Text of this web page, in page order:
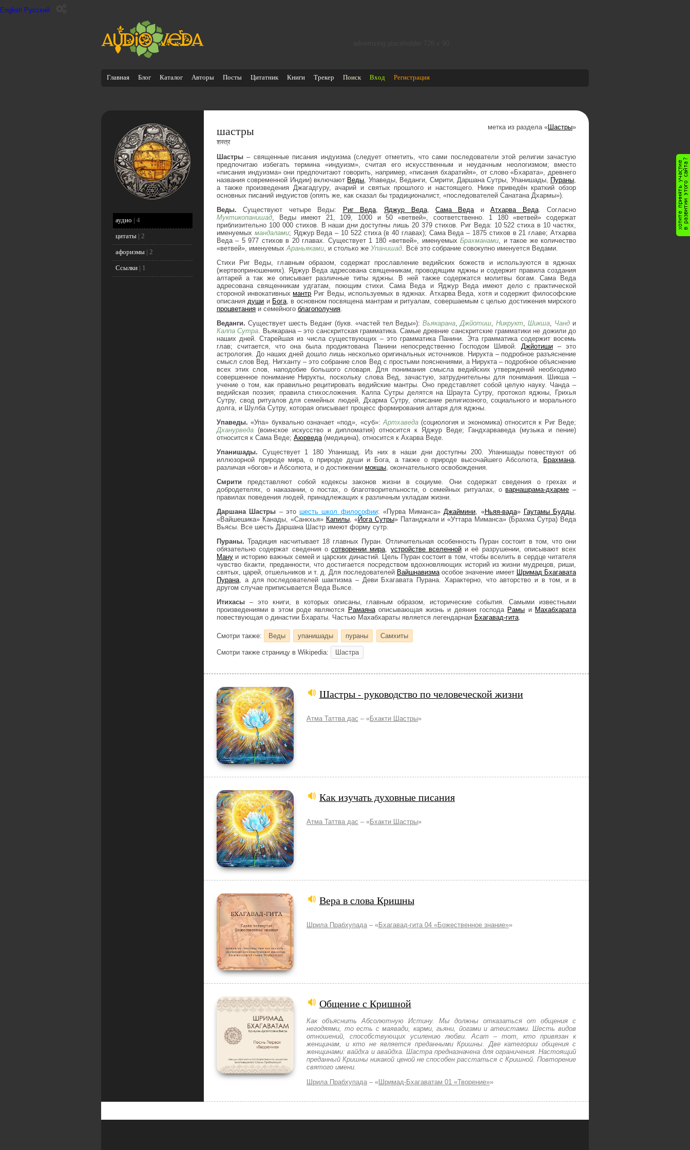
English Русский
Главная Блог Каталог Авторы Посты Цитатник Книги Трекер Поиск Вход Регистрация
аудио | 4
цитаты| 2
афоризмы| 2
Ссылки| 1
шастры
शस्त्र
Шастры – священные писания индуизма (следует отметить, что сами последователи этой религии зачастую
предпочитаю избегать термина «индуизм», считая его искусственным и неудачным неологизмом; вместо
«писания индуизма» они предпочитают говорить, например, «писания бхаратийя», от слово «Бхарата», древнего
названия современной Индии) включают Веды, Упаведы, Веданги, Смрити, Даршана Сутры, Упанишады, Пураны,
а также произведения Джагадгуру, ачарий и святых прошлого и настоящего. Ниже приведён краткий обзор
основных писаний индуистов (опять же, как сказал бы традиционалист, «последователей Санатана Дхармы»).
Веды. Существуют четыре Веды: Риг Веда,Яджур Веда,Сама ВедаиАтхарва Веда. Согласно
Муктикопанишад, Веды имеют 21, 109, 1000 и 50 «ветвей», соответственно. 1 180 «ветвей» содержат
приблизительно 100 000 стихов. В наши дни доступны лишь 20 379 стихов. Риг Веда: 10 522 стиха в 10 частях,
именуемых мандалами; Яджур Веда – 10 522 стиха (в 40 главах); Сама Веда – 1875 стихов в 21 главе; Атхарва
Веда – 5 977 стихов в 20 главах. Существует 1 180 «ветвей», именуемыхБрахманами, и такое же количество
«ветвей», именуемыхАраньяками, и столько же Упанишад. Всё это собрание совокупно именуется Ведами.
Стихи Риг Веды, главным образом, содержат прославление ведийских божеств и используются в яджнах
(жертвоприношениях). Яджур Веда адресована священникам, проводящим яджны и содержит правила создания
алтарей а так же описывает различные типы яджны. В ней также содержатся молитвы богам. Сама Веда
адресована священникам удгатам, поющим стихи. Сама Веда и Яджур Веда имеют дело с практической
стороной инвокативныхмантр Риг Веды, используемых в яджнах. Атхарва Веда, хотя и содержит философские
описаниядуши и Бога, в основном посвящена мантрам и ритуалам, совершаемым с целью достижения мирского
процветания и семейного благополучия.
Веданги. Существует шесть Веданг (букв. «частей тел Веды»):Вьякарана,Джйотиш,Никрукт,Шикша, Чанд и
Калпа Сутра. Вьякарана – это санскритская грамматика. Самые древние санскритские грамматики не дожили до
наших дней. Старейшая из числа существующих – это грамматика Панини. Эта грамматика содержит восемь
глав; считается, что она была продиктована Панини непосредственно Господом Шивой. Джйотиши– это
астрология. До наших дней дошло лишь несколько оригинальных источников. Нирукта – подробное разъяснение
смысл слов Вед. Нигханту – это собрание слов Вед с простыми пояснениями, а Нирукта – подробное объяснение
всех этих слов, наподобие большого словаря. Для понимания смысла ведийских утверждений необходимо
совершенное понимание Нирукты, поскольку слова Вед, зачастую, затруднительны для понимания. Шикша –
учение о том, как правильно рецитировать ведийские мантры. Оно представляет собой целую науку. Чанда –
ведийская поэзия; правила стихосложения. Калпа Сутры делятся на Шраута Сутру, протокол яджны, Грихья
Сутру, свод ритуалов для семейных людей, Дхарма Сутру, описание религиозного, социального и морального
долга, и Шулба Сутру, которая описывает процесс формирования алтаря для яджны.
Упаведы. «Упа» буквально означает «под», «суб»:Артхаведа(социология и экономика) относится к Риг Веде;
Дханурведа (воинское искусство и дипломатия) относится к Яджур Веде; Гандхарваведа (музыка и пение)
относится к Сама Веде; Аюрведа(медицина), относится к Ахарва Веде.
Упанишады. Существует 1 180 Упанишад. Из них в наши дни доступны 200. Упанишады повествуют об
иллюзорной природе мира, о природе души и Бога, а также о природе высочайшего Абсолюта,
Брахмана,
различая «богов» и Абсолюта, и о достижении мокшы, окончательного освобождения.
Смрити представляют собой кодексы законов жизни в социуме. Они содержат сведения о грехах и
добродетелях, о наказании, о постах, о благотворительности, о семейных ритуалах, оварнашрама-дхарме –
правилах поведения людей, принадлежащих к различным укладам жизни.
Даршана Шастры – это шесть школ философии: «Пурва Миманса»Джаймини, «Ньяя-вада» Гаутамы Будды,
«Вайшешика» Канады, «Санкхья» Капилы, «Йога Сутры» Патанджали и «Уттара Миманса» (Брахма Сутра) Веда
Вьясы. Все шесть Даршана Шастр имеют форму сутр.
Пураны. Традиция насчитывает 18 главных Пуран. Отличительная особенность Пуран состоит в том, что они
обязательно содержат сведения о сотворении мира, устройстве вселеннойи её разрушении, описывают всех
Ману и историю важных семей и царских династий. Цель Пуран состоит в том, чтобы вселить в сердце читателя
чувство бхакти, преданности, что достигается посредством вдохновляющих историй из жизни мудрецов, риши,
святых, царей, отшельников и т. д. Для последователей Вайшнавизмаособое значение имеет Шримад Бхагавата
Пурана, а для последователей шактизма – Деви Бхагавата Пурана. Характерно, что авторство и в том, и в
другом случае приписывается Веда Вьясе.
Итихасы – это книги, в которых описаны, главным образом, исторические события. Самыми известными
произведениями в этом роде являются Рамаянаописывающая жизнь и деяния господа Рамы и Махабхарата
повествующая о династии Бхараты. Частью Махабхараты является легендарная Бхагавад-гита.
метка из раздела «Шастры»
Смотри также: Веды упанишады пураны Самхиты
Смотри также страницу в Wikipedia: Шастра
Шастры - руководство по человеческой жизни
Атма Таттва дас – «Бхакти Шастры»
Как изучать духовные писания
Атма Таттва дас – «Бхакти Шастры»
Вера в слова Кришны
Шрила Прабхупада – «Бхагавад-гита 04 «Божественное знание»»
Общение с Кришной
Как объяснить Абсолютную Истину. Мы должны отказаться от общения с
негодяями, то есть с маявади, карми, гьяни, йогами и атеистами. Шесть видов
отношений, способствующих усилению любви. Асат – тот, кто привязан к
женщинам, и кто не является преданными Кришны. Две категории общения с
женщинами: вайдха и авайдха. Шастра предназначена для ограничения. Настоящий
преданный Кришны никакой ценой не способен расстаться с Кришной. Повторение
святого имени.
Шрила Прабхупада – «Шримад-Бхагаватам 01 «Творение»»